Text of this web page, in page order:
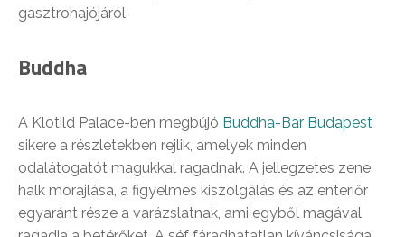
gasztrohajójáról.
Buddha
A Klotild Palace-ben megbújó Buddha-Bar Budapest
sikere a részletekben rejlik, amelyek minden
odalátogatót magukkal ragadnak. A jellegzetes zene
halk morajlása, a figyelmes kiszolgálás és az enteriőr
egyaránt része a varázslatnak, ami egyből magával